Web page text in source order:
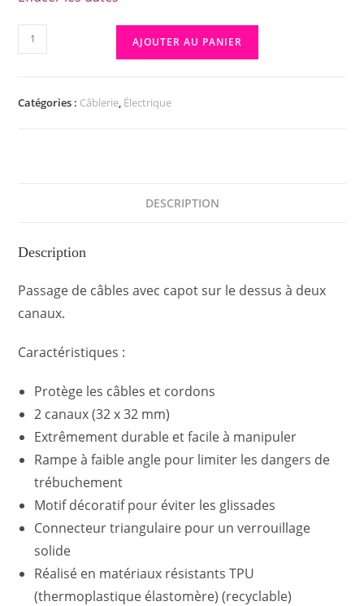
AJOUTER AU PANIER
Catégories : Câblerie Électrique
DESCRIPTION
Description
Passage de câbles avec capot sur le dessus à deux
canaux.
Caractéristiques :
Protège les câbles et cordons
2 canaux (32 x 32 mm)
Extrêmement durable et facile à manipuler
Rampe à faible angle pour limiter les dangers de
trébuchement
Motif décoratif pour éviter les glissades
Connecteur triangulaire pour un verrouillage
solide
Réalisé en matériaux résistants TPU
(thermoplastique élastomère) (recyclable)